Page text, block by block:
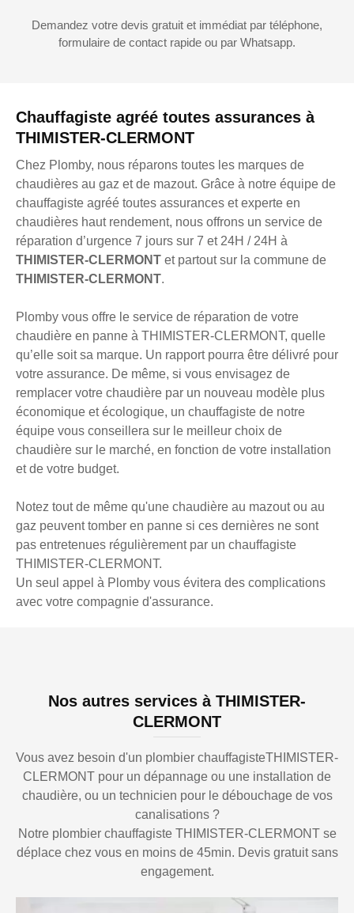
Chauffagiste agréé toutes assurances à
THIMISTER-CLERMONT
Chez Plomby, nous réparons toutes les marques de
chaudières au gaz et de mazout. Grâce à notre équipe de
chauffagiste agréé toutes assurances et experte en
chaudières haut rendement, nous offrons un service de
réparation d’urgence 7 jours sur 7 et 24H / 24H à
THIMISTER-CLERMONT et partout sur la commune de
THIMISTER-CLERMONT.
Plomby vous offre le service de réparation de votre
chaudière en panne à THIMISTER-CLERMONT, quelle
qu’elle soit sa marque. Un rapport pourra être délivré pour
votre assurance. De même, si vous envisagez de
remplacer votre chaudière par un nouveau modèle plus
économique et écologique, un chauffagiste de notre
équipe vous conseillera sur le meilleur choix de
chaudière sur le marché, en fonction de votre installation
et de votre budget.
Notez tout de même qu'une chaudière au mazout ou au
gaz peuvent tomber en panne si ces dernières ne sont
pas entretenues régulièrement par un chauffagiste
THIMISTER-CLERMONT.
Un seul appel à Plomby vous évitera des complications
avec votre compagnie d'assurance.
Demandez votre devis gratuit et immédiat par téléphone,
formulaire de contact rapide ou par Whatsapp.
Nos autres services à THIMISTER-
CLERMONT
Vous avez besoin d'un plombier chauffagisteTHIMISTER-
CLERMONT pour un dépannage ou une installation de
chaudière, ou un technicien pour le débouchage de vos
canalisations ?
Notre plombier chauffagiste THIMISTER-CLERMONT se
déplace chez vous en moins de 45min. Devis gratuit sans
engagement.